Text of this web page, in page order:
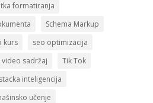
formatiranja
Schema Markup
kurs
seo optimizacija
video sadržaj
Tik Tok
inteligencija
učenje